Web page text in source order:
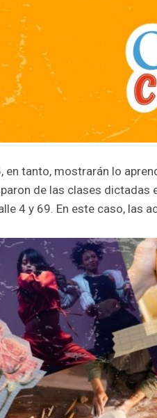
en tanto, mostrarán lo
de las clases dictadas
4 y 69. En este caso, las